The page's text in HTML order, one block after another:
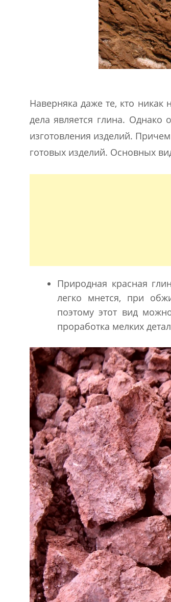
Наверняка даже те, кто
дела является глина. Однако
изготовления изделий.
готовых изделий. Основных
Природная красная
легко мнется, при
поэтому этот вид
проработка мелких